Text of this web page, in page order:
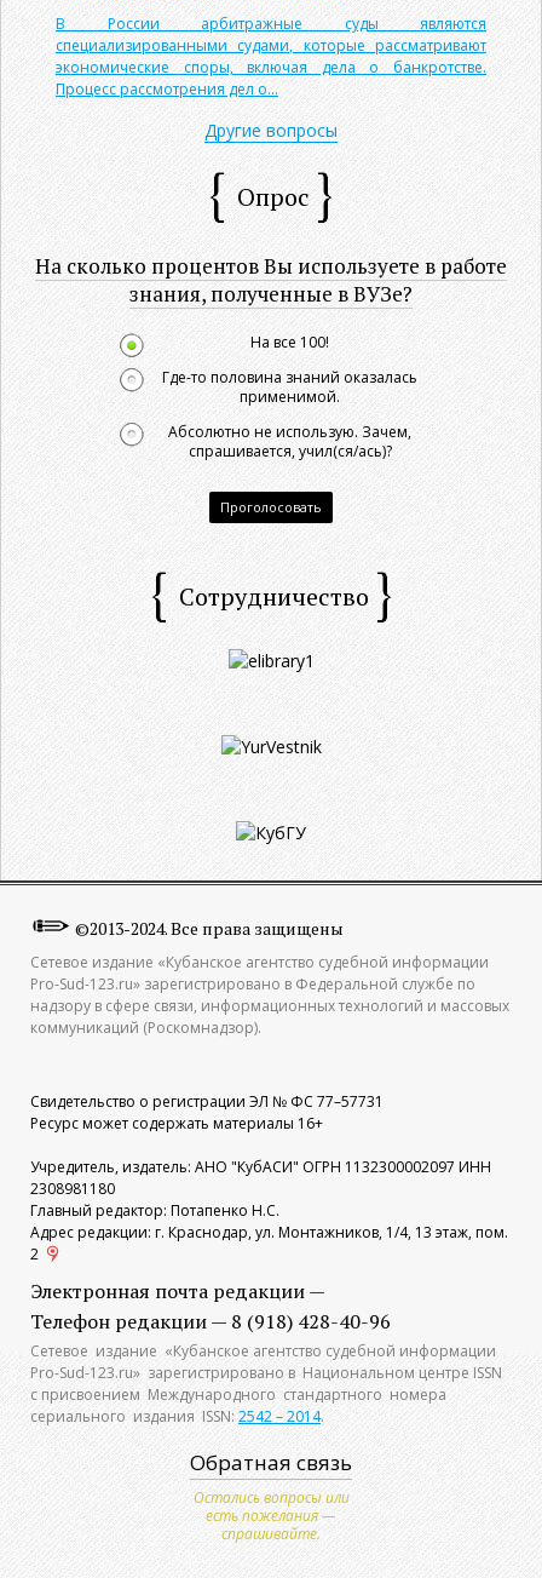
В России арбитражные суды являются
специализированными судами, которые рассматривают
экономические споры, включая дела о банкротстве.
Процесс рассмотрения дел о...
Другие вопросы
Опрос
На сколько процентов Вы используете в работе
знания, полученные в ВУЗе?
На все 100!
Где-то половина знаний оказалась
применимой.
Абсолютно не использую. Зачем,
спрашивается, учил(ся/ась)?
Проголосовать
Сотрудничество
©2013-2024. Все права защищены
Сетевое издание «Кубанское агентство судебной информации
Pro-Sud-123.ru» зарегистрировано в Федеральной службе по
надзору в сфере связи, информационных технологий и массовых
коммуникаций (Роскомнадзор).
Свидетельство о регистрации ЭЛ № ФС 77–57731
Ресурс может содержать материалы 16+
Учредитель, издатель: АНО "КубАСИ" ОГРН 1132300002097 ИНН
2308981180
Главный редактор: Потапенко Н.С.
Адрес редакции: г. Краснодар, ул. Монтажников, 1/4, 13 этаж, пом.
2
Электронная почта редакции —
Телефон редакции — 8 (918) 428-40-96
Сетевое издание «Кубанское агентство судебной информации
Pro-Sud-123.ru» зарегистрировано в Национальном центре ISSN
с присвоением Международного стандартного номера
сериального издания ISSN: 2542 – 2014.
Обратная связь
Остались вопросы или
есть пожелания —
спрашивайте.